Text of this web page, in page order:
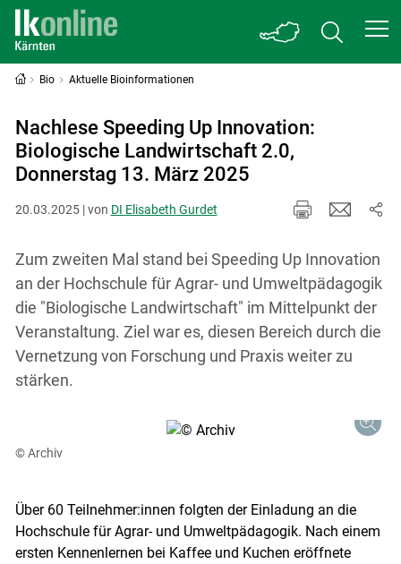
Bio Aktuelle Bioinformationen
Nachlese Speeding Up Innovation:
Biologische Landwirtschaft 2.0,
Donnerstag 13. März 2025
20.03.2025 | von DI Elisabeth Gurdet
Zum zweiten Mal stand bei Speeding Up Innovation
an der Hochschule für Agrar- und Umweltpädagogik
die "Biologische Landwirtschaft" im Mittelpunkt der
Veranstaltung. Ziel war es, diesen Bereich durch die
Vernetzung von Forschung und Praxis weiter zu
stärken.
© Archiv
Über 60 Teilnehmer:innen folgten der Einladung an die
Hochschule für Agrar- und Umweltpädagogik. Nach einem
ersten Kennenlernen bei Kaffee und Kuchen eröffnete